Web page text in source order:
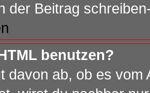
der Beitrag
benutzen?
davon ab, ob es